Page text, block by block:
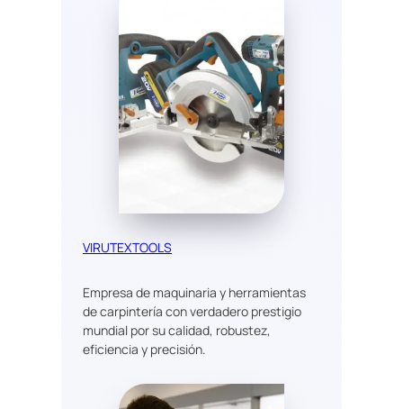
VIRUTEXTOOLS
Empresa de maquinaria y herramientas
de carpintería con verdadero prestigio
mundial por su calidad, robustez,
eficiencia y precisión.